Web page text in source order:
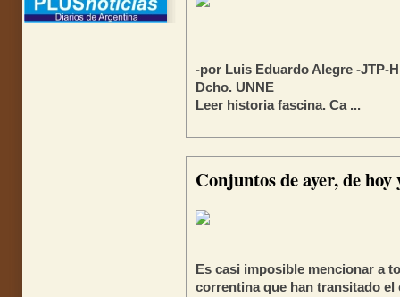
-por Luis Eduardo Alegre -JTP-
Dcho. UNNE
Leer historia fascina. Ca ...
Conjuntos de ayer, de hoy
Es casi imposible mencionar a
correntina que han transitado el